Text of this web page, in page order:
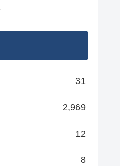
31
2,969
12
8